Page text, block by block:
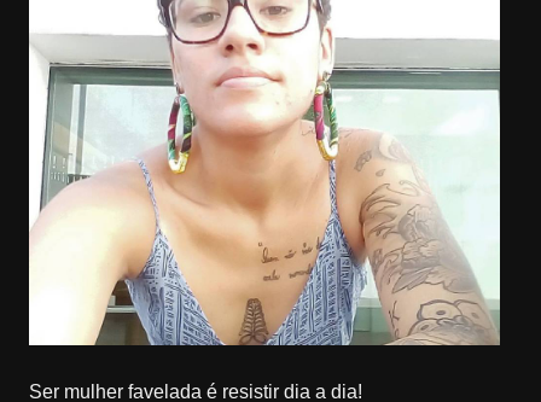
Ser mulher favelada é resistir dia a dia!